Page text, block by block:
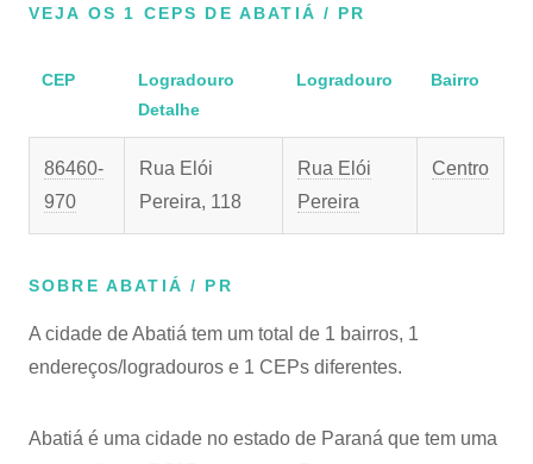
VEJA OS 1 CEPS DE ABATIÁ / PR
CEP
Logradouro
Detalhe
Logradouro Bairro
86460-
970
Rua Elói
Pereira, 118
Rua Elói
Pereira
Centro
SOBRE ABATIÁ / PR
A cidade de Abatiá tem um total de 1 bairros, 1
endereços/logradouros e 1 CEPs diferentes.
Abatiá é uma cidade no estado de Paraná que tem uma